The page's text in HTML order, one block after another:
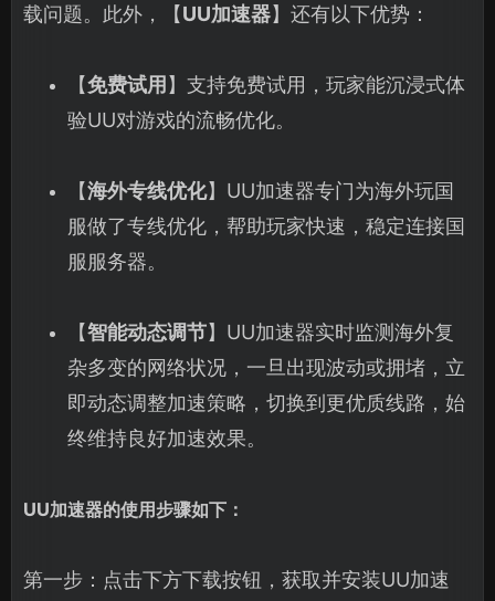
载问题。此外，【UU加速器】还有以下优势：
【免费试用】支持免费试用，玩家能沉浸式体
验UU对游戏的流畅优化。
【海外专线优化】UU加速器专门为海外玩国
服做了专线优化，帮助玩家快速，稳定连接国
服服务器。
【智能动态调节】UU加速器实时监测海外复
杂多变的网络状况，一旦出现波动或拥堵，立
即动态调整加速策略，切换到更优质线路，始
终维持良好加速效果。
UU加速器的使用步骤如下：
第一步：点击下方下载按钮，获取并安装UU加速